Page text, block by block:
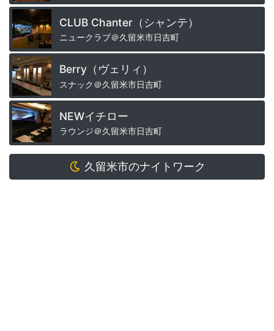
CLUB Chanter（シャンテ）
ニュークラブ＠久留米市日吉町
Berry（ヴェリィ）
スナック＠久留米市日吉町
NEWイチロー
ラウンジ＠久留米市日吉町
久留米市のナイトワーク